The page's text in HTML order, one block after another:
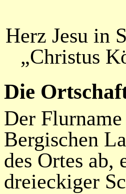
Herz Jesu in
„Christus
Die
Der Flurname
Bergischen
des Ortes
dreieckiger